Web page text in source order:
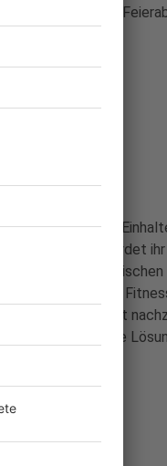
auch direkt nach
wenn euch das
welchem Tag werdet ihr
mal etwas
geschlossenes
ein Workout
der findet eine